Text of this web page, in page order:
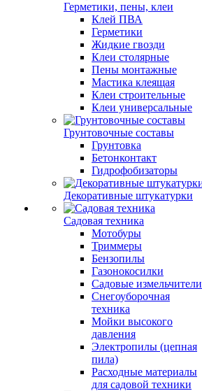
Герметики, пены, клеи
Клей ПВА
Герметики
Жидкие гвозди
Клеи столярные
Пены монтажные
Мастика клеящая
Клеи строительные
Клеи универсальные
Грунтовочные составы
Грунтовка
Бетонконтакт
Гидрофобизаторы
Декоративные штукатурки
Садовая техника
Мотобуры
Триммеры
Бензопилы
Газонокосилки
Садовые измельчители
Снегоуборочная
техника
Мойки высокого
давления
Электропилы (цепная
пила)
Расходные материалы
для садовой техники